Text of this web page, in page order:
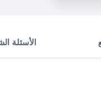
الأسئلة